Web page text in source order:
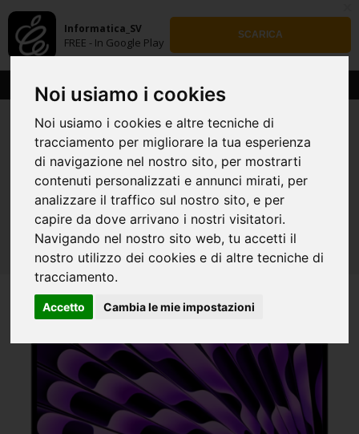
Noi usiamo i cookies
Noi usiamo i cookies e altre tecniche di
tracciamento per migliorare la tua esperienza
di navigazione nel nostro sito, per mostrarti
contenuti personalizzati e annunci mirati, per
analizzare il traffico sul nostro sito, e per
capire da dove arrivano i nostri visitatori.
Navigando nel nostro sito web, tu accetti il
nostro utilizzo dei cookies e di altre tecniche di
tracciamento.
Accetto Cambia le mie impostazioni
Informatica_SV
FREE - In Google Play
SCARICA
NOTEBOOK APPLE
/ NOTEBOOK APPLE
APPLE MACBOOK AIR CON
CHIP M3